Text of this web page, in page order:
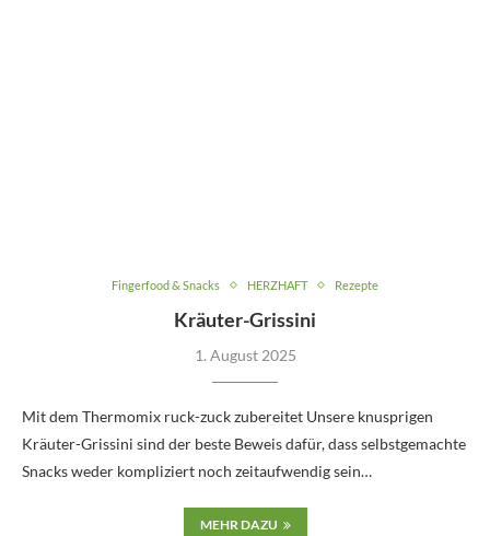
Fingerfood & Snacks HERZHAFT Rezepte
Kräuter-Grissini
1. August 2025
Mit dem Thermomix ruck-zuck zubereitet Unsere knusprigen
Kräuter-Grissini sind der beste Beweis dafür, dass selbstgemachte
Snacks weder kompliziert noch zeitaufwendig sein…
MEHR DAZU